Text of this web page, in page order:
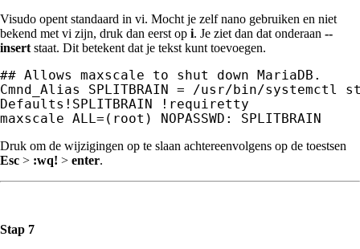
Visudo opent standaard in vi. Mocht je zelf nano gebruiken en niet
bekend met vi zijn, druk dan eerst op i. Je ziet dan dat onderaan --
insert staat. Dit betekent dat je tekst kunt toevoegen.
## Allows maxscale to shut down MariaDB.
Cmnd_Alias SPLITBRAIN = /usr/bin/systemctl
Defaults!SPLITBRAIN !requiretty
maxscale ALL=(root) NOPASSWD: SPLITBRAIN
Druk om de wijzigingen op te slaan achtereenvolgens op de toestsen
Esc > :wq! > enter.
Stap 7